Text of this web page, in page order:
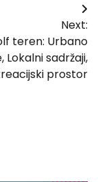
Next:
teren: Urbano
Lokalni sadržaji,
prostor